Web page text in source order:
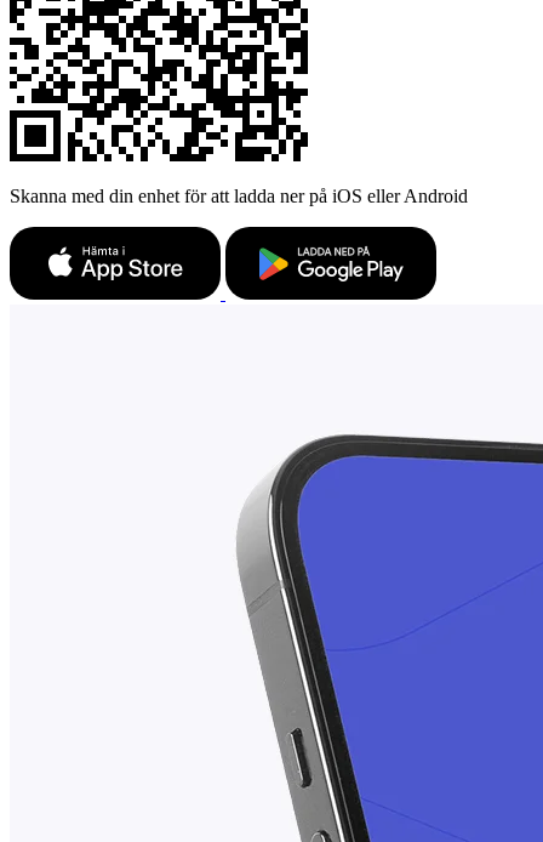
Skanna med din enhet för att ladda ner på iOS eller Android